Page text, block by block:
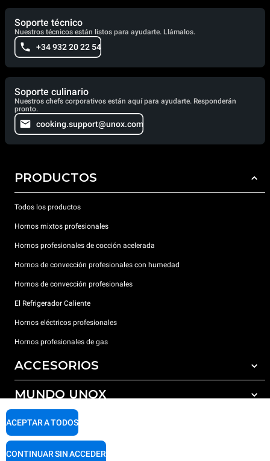
Soporte técnico
Nuestros técnicos están listos para ayudarte. Llámalos.
+34 932 20 22 54
Soporte culinario
Nuestros chefs corporativos están aquí para ayudarte. Responderán
pronto.
cooking.support@unox.com
PRODUCTOS
Todos los productos
Hornos mixtos profesionales
Hornos profesionales de cocción acelerada
Hornos de convección profesionales con humedad
Hornos de convección profesionales
El Refrigerador Caliente
Hornos eléctricos profesionales
Hornos profesionales de gas
ACCESORIOS
Todos los accesorios
Detergentes para lavado automático
Detergentes para lavado manual
Tratamiento de agua con filtros de resina
MUNDO UNOX
Nuestras sedes en el mundo
SOPORTE
Garantía Unox
ACEPTAR A TODOS
CONTINUAR SIN ACCEDER